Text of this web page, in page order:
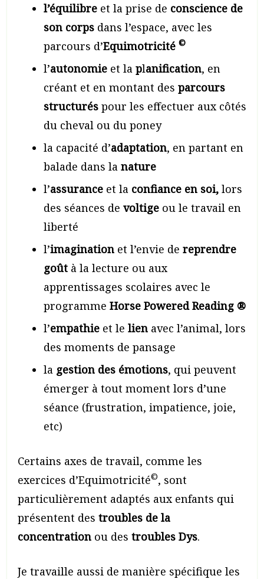
l’équilibreet la prise de conscience de
son corps dans l’espace, avec les
parcours d’Equimotricité ©
l’autonomieet la planification, en
créant et en montant des parcours
structuréspour les effectuer aux côtés
du cheval ou du poney
la capacité d’adaptation, en partant en
balade dans la nature
l’assuranceet la confiance en soi, lors
des séances de voltigeou le travail en
liberté
l’imaginationet l’envie de reprendre
goûtà la lecture ou aux
apprentissages scolaires avec le
programme Horse Powered Reading ®
l’empathieet le lienavec l’animal, lors
des moments de pansage
la gestion des émotions, qui peuvent
émerger à tout moment lors d’une
séance (frustration, impatience, joie,
etc)
Certains axes de travail, comme les
exercices d’Equimotricité©, sont
particulièrement adaptés aux enfants qui
présentent destroubles de la
concentration ou destroubles Dys.
Je travaille aussi de manière spécifique les